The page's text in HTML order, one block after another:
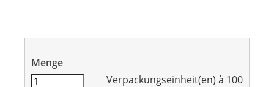
Menge
Verpackungseinheit(en) à 100